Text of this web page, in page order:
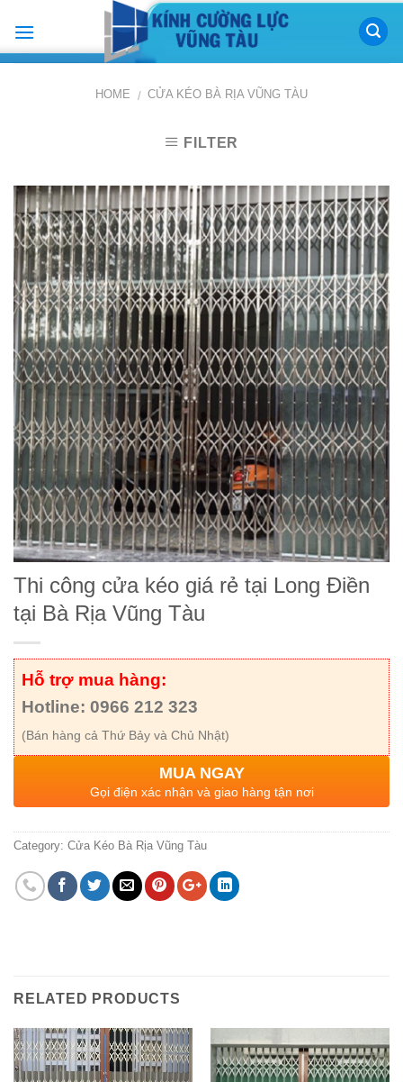
content
HOME / CỬA KÉO BÀ RỊA VŨNG TÀU
FILTER
Thi công cửa kéo giá rẻ tại Long Điền
tại Bà Rịa Vũng Tàu
Hỗ trợ mua hàng:
Hotline: 0966 212 323
(Bán hàng cả Thứ Bảy và Chủ Nhật)
MUA NGAY
Gọi điện xác nhận và giao hàng tận nơi
Category: Cửa Kéo Bà Rịa Vũng Tàu
RELATED PRODUCTS